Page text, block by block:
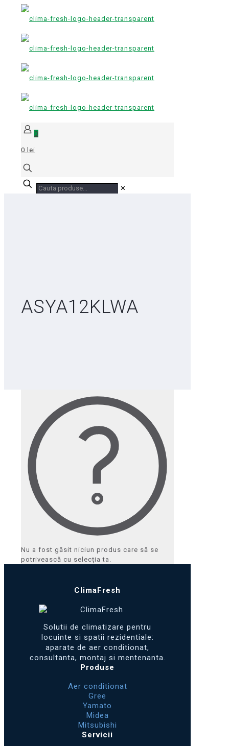
0
0 lei
✕
ASYA12KLWA
Nu a fost găsit niciun produs care să se
potrivească cu selecția ta.
ClimaFresh
Solutii de climatizare pentru
locuinte si spatii rezidentiale:
aparate de aer conditionat,
consultanta, montaj si mentenanta.
Produse
Aer conditionat
Gree
Yamato
Midea
Mitsubishi
Servicii